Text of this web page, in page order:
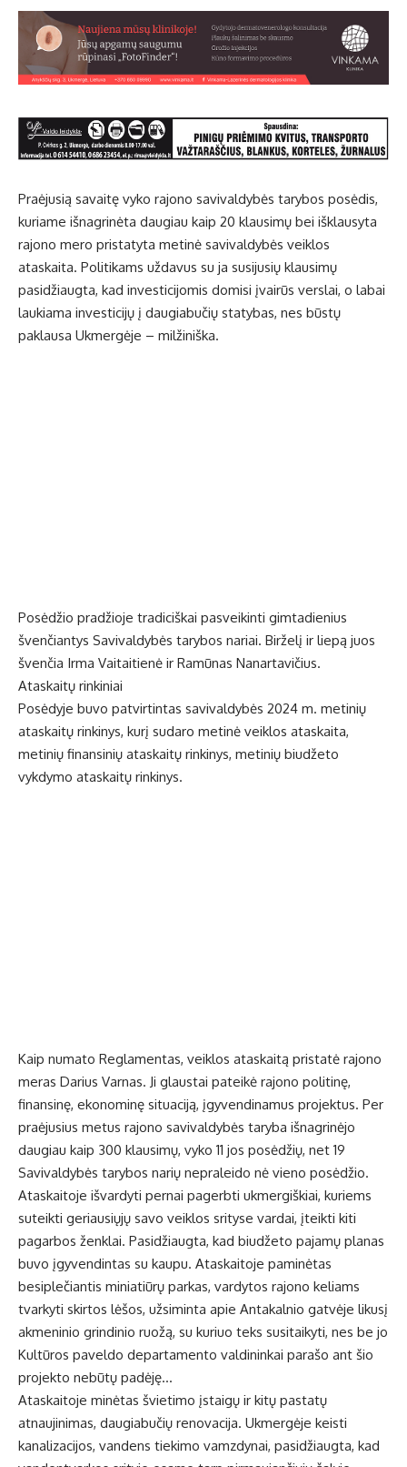
Praėjusią savaitę vyko rajono savivaldybės tarybos posėdis,
kuriame išnagrinėta daugiau kaip 20 klausimų bei išklausyta
rajono mero pristatyta metinė savivaldybės veiklos
ataskaita. Politikams uždavus su ja susijusių klausimų
pasidžiaugta, kad investicijomis domisi įvairūs verslai, o labai
laukiama investicijų į daugiabučių statybas, nes būstų
paklausa Ukmergėje – milžiniška.
Posėdžio pradžioje tradiciškai pasveikinti gimtadienius
švenčiantys Savivaldybės tarybos nariai. Birželį ir liepą juos
švenčia Irma Vaitaitienė ir Ramūnas Nanartavičius.
Ataskaitų rinkiniai
Posėdyje buvo patvirtintas savivaldybės 2024 m. metinių
ataskaitų rinkinys, kurį sudaro metinė veiklos ataskaita,
metinių finansinių ataskaitų rinkinys, metinių biudžeto
vykdymo ataskaitų rinkinys.
Kaip numato Reglamentas, veiklos ataskaitą pristatė rajono
meras Darius Varnas. Ji glaustai pateikė rajono politinę,
finansinę, ekonominę situaciją, įgyvendinamus projektus. Per
praėjusius metus rajono savivaldybės taryba išnagrinėjo
daugiau kaip 300 klausimų, vyko 11 jos posėdžių, net 19
Savivaldybės tarybos narių nepraleido nė vieno posėdžio.
Ataskaitoje išvardyti pernai pagerbti ukmergiškiai, kuriems
suteikti geriausiųjų savo veiklos srityse vardai, įteikti kiti
pagarbos ženklai. Pasidžiaugta, kad biudžeto pajamų planas
buvo įgyvendintas su kaupu. Ataskaitoje paminėtas
besiplečiantis miniatiūrų parkas, vardytos rajono keliams
tvarkyti skirtos lėšos, užsiminta apie Antakalnio gatvėje likusį
akmeninio grindinio ruožą, su kuriuo teks susitaikyti, nes be jo
Kultūros paveldo departamento valdininkai parašo ant šio
projekto nebūtų padėję…
Ataskaitoje minėtas švietimo įstaigų ir kitų pastatų
atnaujinimas, daugiabučių renovacija. Ukmergėje keisti
kanalizacijos, vandens tiekimo vamzdynai, pasidžiaugta, kad